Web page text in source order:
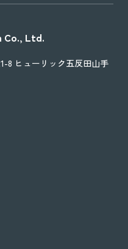
Co., Ltd.
8 ヒューリック五反田山手